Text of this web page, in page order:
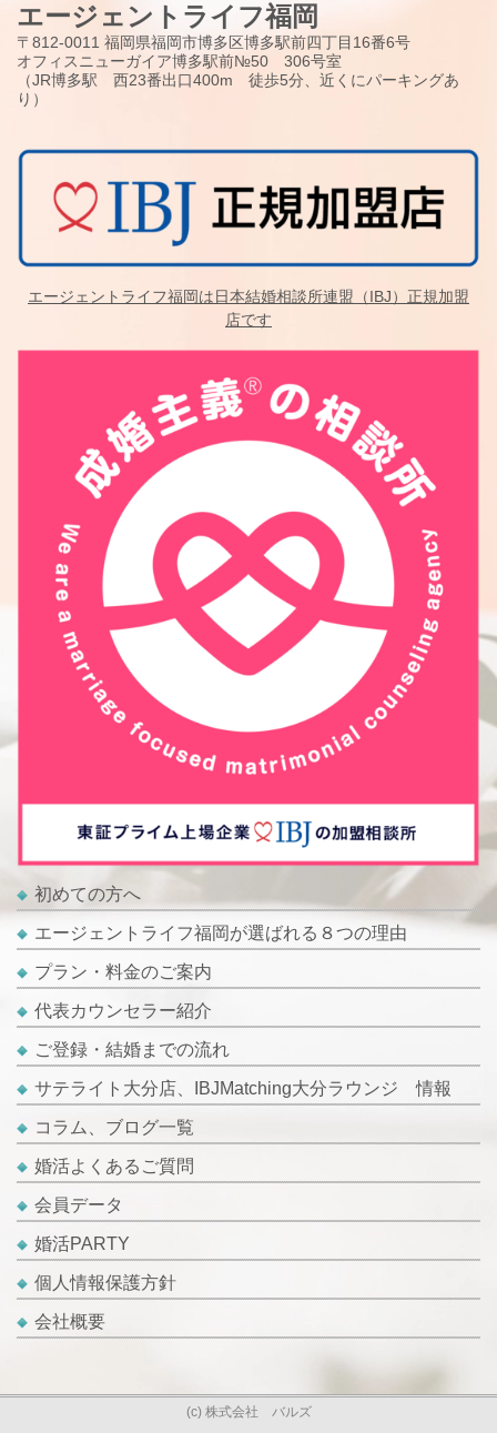
エージェントライフ福岡
〒812-0011 福岡県福岡市博多区博多駅前四丁目16番6号
オフィスニューガイア博多駅前№50 306号室
（JR博多駅 西23番出口400m 徒歩5分、近くにパーキングあ
り）
エージェントライフ福岡は日本結婚相談所連盟（IBJ）正規加盟
店です
初めての方へ
エージェントライフ福岡が選ばれる８つの理由
プラン・料金のご案内
代表カウンセラー紹介
ご登録・結婚までの流れ
サテライト大分店、IBJMatching大分ラウンジ 情報
コラム、ブログ一覧
婚活よくあるご質問
会員データ
婚活PARTY
個人情報保護方針
会社概要
(c) 株式会社 バルズ